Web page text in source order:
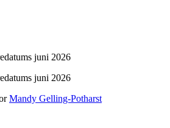
Mandy Gelling-Potharst